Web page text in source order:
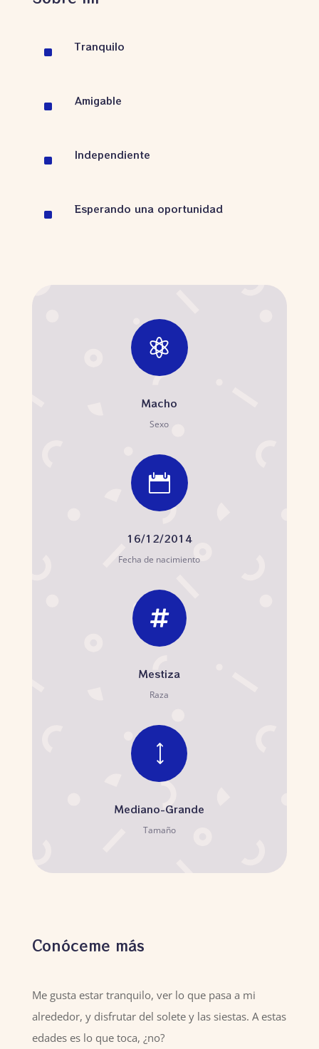
^ Tranquilo
^ Amigable
^ Independiente
^ Esperando una oportunidad

Macho
Sexo

16/12/2014
Fecha de nacimiento

Mestiza
Raza
)
Mediano-Grande
Tamaño
Conóceme más
Me gusta estar tranquilo, ver lo que pasa a mi
alrededor, y disfrutar del solete y las siestas. A estas
edades es lo que toca, ¿no?